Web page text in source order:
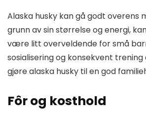
Alaska husky kan gå godt overens
grunn av sin størrelse og energi,
være litt overveldende for små
sosialisering og konsekvent
gjøre alaska husky til en god
Fôr og kosthold